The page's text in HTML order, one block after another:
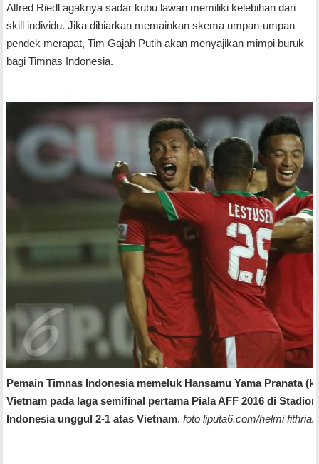
Alfred Riedl agaknya sadar kubu lawan memiliki kelebihan dari
skill individu. Jika dibiarkan memainkan skema umpan-umpan
pendek merapat, Tim Gajah Putih akan menyajikan mimpi buruk
bagi Timnas Indonesia.
Pemain Timnas Indonesia memeluk Hansamu Yama Pranata
Vietnam pada laga semifinal pertama Piala AFF 2016 di
Indonesia unggul 2-1 atas Vietnam. foto liputa6.com/helmi